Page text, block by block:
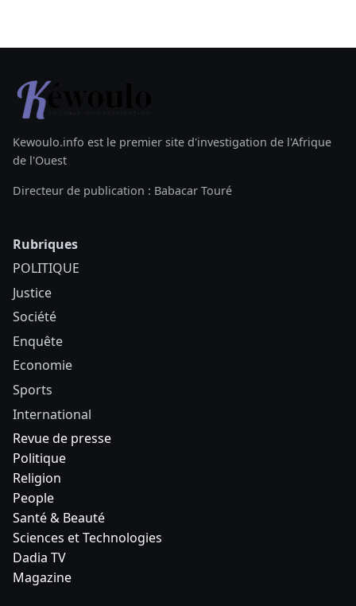
Kewoulo.info est le premier site d'investigation de l'Afrique
de l'Ouest
Directeur de publication : Babacar Touré
Rubriques
POLITIQUE
Justice
Société
Enquête
Economie
Sports
International
Revue de presse
Politique
Religion
People
Santé & Beauté
Sciences et Technologies
Dadia TV
Magazine